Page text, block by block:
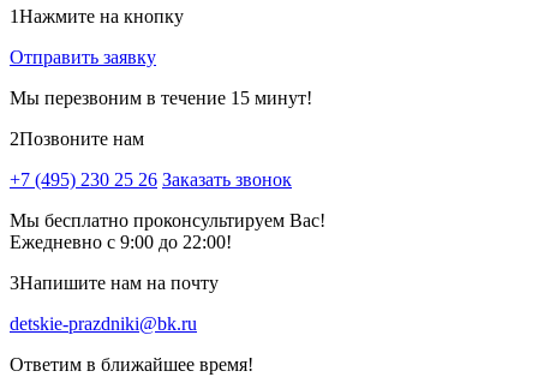
1Нажмите на кнопку
Отправить заявку
Мы перезвоним в течение 15 минут!
2Позвоните нам
+7 (495) 230 25 26 Заказать звонок
Мы бесплатно проконсультируем Вас!
Ежедневно с 9:00 до 22:00!
3Напишите нам на почту
detskie-prazdniki@bk.ru
Ответим в ближайшее время!